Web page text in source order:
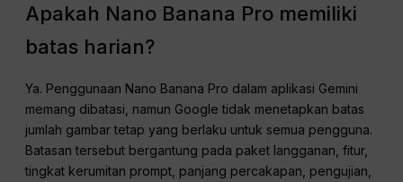
Apakah Nano Banana Pro memiliki
batas harian?
Ya. Penggunaan Nano Banana Pro dalam aplikasi Gemini
memang dibatasi, namun Google tidak menetapkan batas
jumlah gambar tetap yang berlaku untuk semua pengguna.
Batasan tersebut bergantung pada paket langganan, fitur,
tingkat kerumitan prompt, panjang percakapan, pengujian,